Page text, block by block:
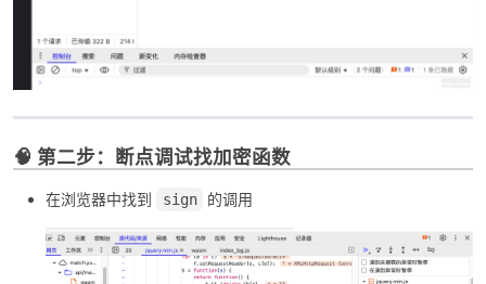
🧠 第二步：断点调试找加密函数
在浏览器中找到 sign 的调用